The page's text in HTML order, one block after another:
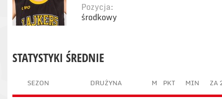
Pozycja:
środkowy
STATYSTYKI ŚREDNIE
SEZON DRUŻYNA M PKT MIN ZA